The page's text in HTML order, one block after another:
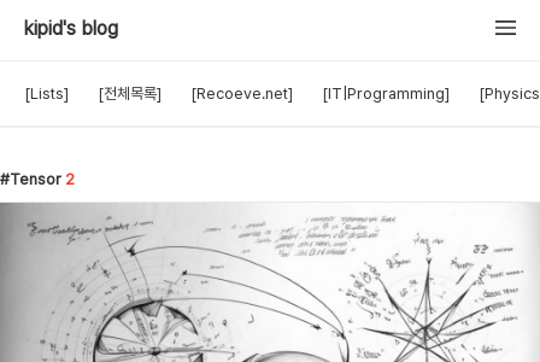
kipid's blog
[Lists] [전체목록] [Recoeve.net] [IT|Programming]
Tensor 2